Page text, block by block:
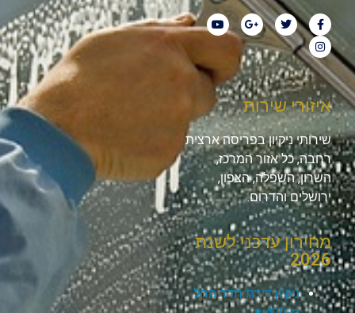
איזורי שירות
שירותי ניקיון בפריסה ארצית
רחבה, כל אזור המרכז,
השרון, השפלה, הצפון,
ירושלים והדרום.
מחירון עדכני לשנת
2026
ניקיון דירת חדר החל